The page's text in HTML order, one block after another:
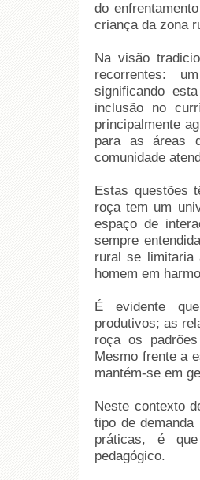
do
criança da zona
Na visão
recorrentes:
significando
inclusão no
principalmente
para as áreas
comunidade
Estas questões
roça tem um
espaço de
sempre
rural se limitaria
homem em
É evidente
produtivos; as
roça os
Mesmo frente a
mantém-se em
Neste contexto
tipo de
práticas, é
pedagógico.